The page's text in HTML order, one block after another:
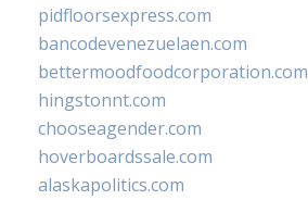
pidfloorsexpress.com
bancodevenezuelaen.com
bettermoodfoodcorporation.com
hingstonnt.com
chooseagender.com
hoverboardssale.com
alaskapolitics.com